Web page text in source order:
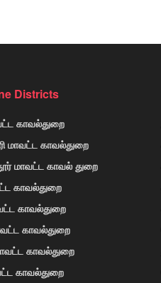
Districts
காவல்துறை
மாவட்ட காவல்துறை
மாவட்ட காவல் துறை
காவல்துறை
காவல்துறை
காவல்துறை
காவல்துறை
காவல்துறை